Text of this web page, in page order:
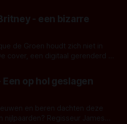
feature waarvoor de
- een bizarre
de Groen houdt zich niet in
cover, een digitaal gerenderd en
maar onheilspellends,
De Groen met ieder woord
op hol geslagen
en beren dachten deze
nijlpaarden? Regisseur James